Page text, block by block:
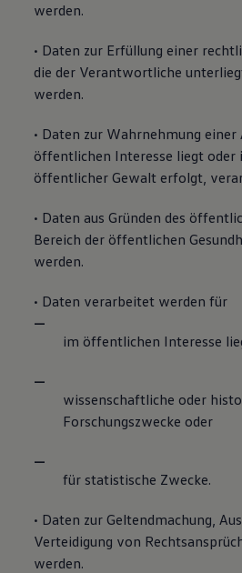
werden.
• Daten zur Erfüllung einer
die der Verantwortliche
werden.
• Daten zur Wahrnehmung einer
öffentlichen Interesse liegt oder
öffentlicher Gewalt erfolgt,
• Daten aus Gründen des
Bereich der öffentlichen
werden.
• Daten verarbeitet werden für
im öffentlichen Interesse
wissenschaftliche oder
Forschungszwecke oder
für statistische Zwecke.
• Daten zur Geltendmachung,
Verteidigung von
werden.